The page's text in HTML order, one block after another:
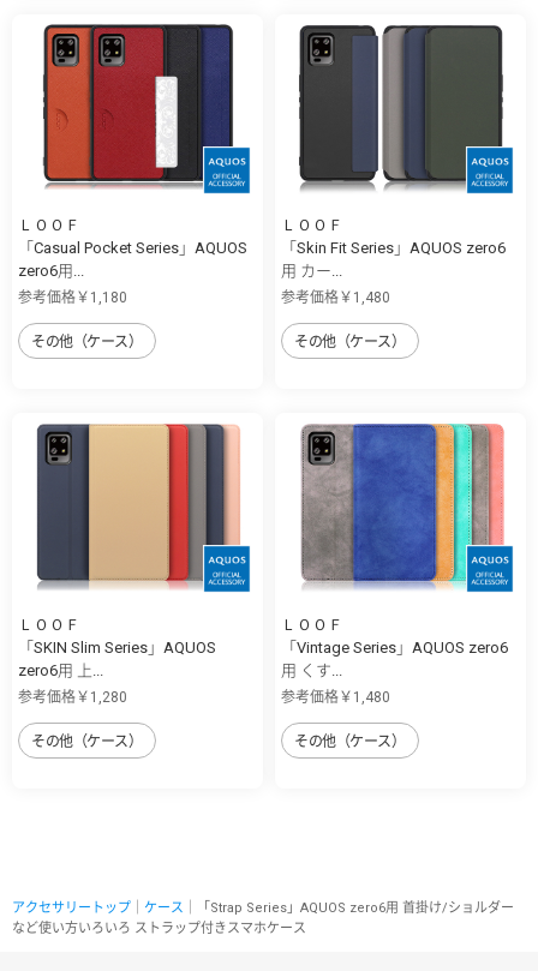
ＬＯＯＦ
「Casual Pocket Series」AQUOS
zero6用...
参考価格￥1,180
その他（ケース）
ＬＯＯＦ
「Skin Fit Series」AQUOS zero6
用 カー...
参考価格￥1,480
その他（ケース）
ＬＯＯＦ
「SKIN Slim Series」AQUOS
zero6用 上...
参考価格￥1,280
その他（ケース）
ＬＯＯＦ
「Vintage Series」AQUOS zero6
用 くす...
参考価格￥1,480
その他（ケース）
アクセサリートップ ケース ｜「Strap Series」AQUOS zero6用 首掛け/ショルダー
など使い方いろいろ ストラップ付きスマホケース